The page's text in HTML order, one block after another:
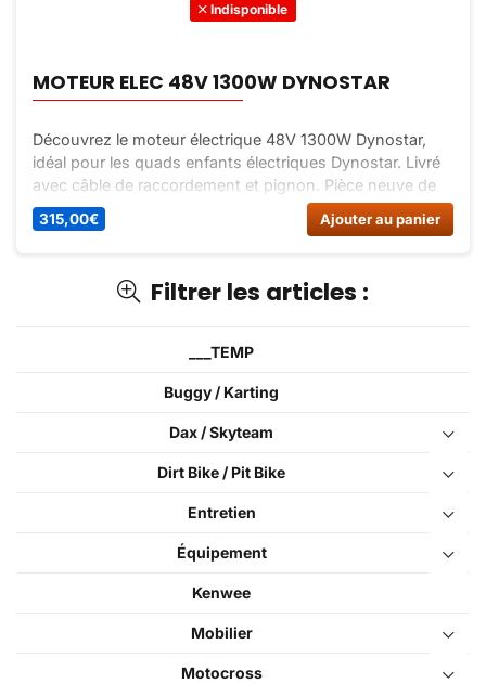
Filtrer les articles :
___TEMP
Buggy / Karting
Dax / Skyteam
Dirt Bike / Pit Bike
Entretien
Équipement
Kenwee
Mobilier
Motocross
Indisponible
MOTEUR ELEC 48V 1300W DYNOSTAR
Découvrez le moteur électrique 48V 1300W Dynostar,
idéal pour les quads enfants électriques Dynostar. Livré
avec câble de raccordement et pignon. Pièce neuve de
qualité pour pocket quad Dynostar 1300W blanc.
315,00€ Ajouter au panier